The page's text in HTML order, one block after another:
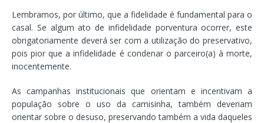
Lembramos, por último, que a fidelidade é fundamental para o
casal. Se algum ato de infidelidade porventura ocorrer, este
obrigatoriamente deverá ser com a utilização do preservativo,
pois pior que a infidelidade é condenar o parceiro(a) à morte,
inocentemente.
As campanhas institucionais que orientam e incentivam a
população sobre o uso da camisinha, também deveriam
orientar sobre o desuso, preservando também a vida daqueles